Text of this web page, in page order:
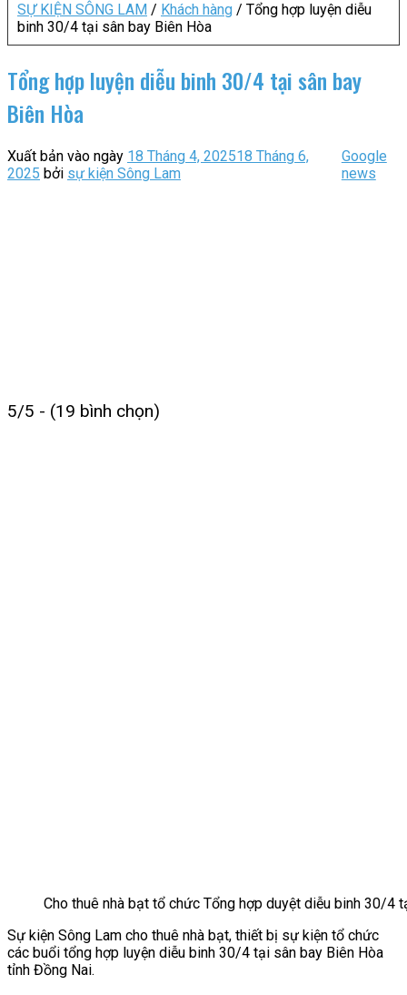
SỰ KIỆN SÔNG LAM / Khách hàng / Tổng hợp luyện diễu
binh 30/4 tại sân bay Biên Hòa
Tổng hợp luyện diễu binh 30/4 tại sân bay
Biên Hòa
Xuất bản vào ngày 18 Tháng 4, 202518 Tháng 6,
2025 bởi sự kiện Sông Lam
Google
news
5/5 - (19 bình chọn)
Cho thuê nhà bạt tổ chức Tổng hợp duyệt diễu binh 30/4
Sự kiện Sông Lam cho thuê nhà bạt, thiết bị sự kiện tổ chức
các buổi tổng hợp luyện diễu binh 30/4 tại sân bay Biên Hòa
tỉnh Đồng Nai.